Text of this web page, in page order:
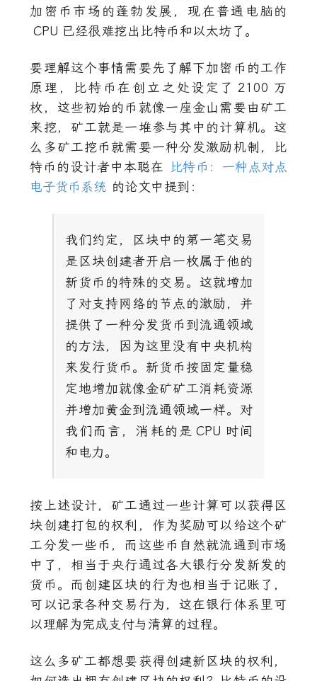
加密币市场的蓬勃发展，现在普通电脑的
CPU 已经很难挖出比特币和以太坊了。
要理解这个事情需要先了解下加密币的工作
原理，比特币在创立之处设定了 2100 万
枚，这些初始的币就像一座金山需要由矿工
来挖，矿工就是一堆参与其中的计算机。这
么多矿工挖币就需要一种分发激励机制，比
特币的设计者中本聪在 比特币：一种点对点
电子货币系统 的论文中提到：
我们约定，区块中的第一笔交易
是区块创建者开启一枚属于他的
新货币的特殊的交易。这就增加
了对支持网络的节点的激励，并
提供了一种分发货币到流通领域
的方法，因为这里没有中央机构
来发行货币。新货币按固定量稳
定地增加就像金矿矿工消耗资源
并增加黄金到流通领域一样。对
我们而言，消耗的是 CPU 时间
和电力。
按上述设计，矿工通过一些计算可以获得区
块创建打包的权利，作为奖励可以给这个矿
工分发一些币，而这些币自然就流通到市场
中了，相当于央行通过各大银行分发新发的
货币。而创建区块的行为也相当于记账了，
可以记录各种交易行为，这在银行体系里可
以理解为完成支付与清算的过程。
这么多矿工都想要获得创建新区块的权利，